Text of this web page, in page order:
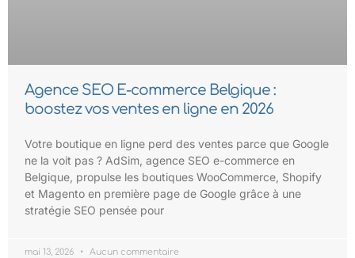
Agence SEO E-commerce Belgique :
boostez vos ventes en ligne en 2026
Votre boutique en ligne perd des ventes parce que Google
ne la voit pas ? AdSim, agence SEO e-commerce en
Belgique, propulse les boutiques WooCommerce, Shopify
et Magento en première page de Google grâce à une
stratégie SEO pensée pour
mai 13, 2026 Aucun commentaire